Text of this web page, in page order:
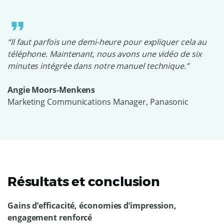
“Il faut parfois une demi-heure pour expliquer cela au
téléphone. Maintenant, nous avons une vidéo de six
minutes intégrée dans notre manuel technique.”
Angie Moors-Menkens
Marketing Communications Manager, Panasonic
Résultats et conclusion
Gains d’efficacité, économies d’impression,
engagement renforcé